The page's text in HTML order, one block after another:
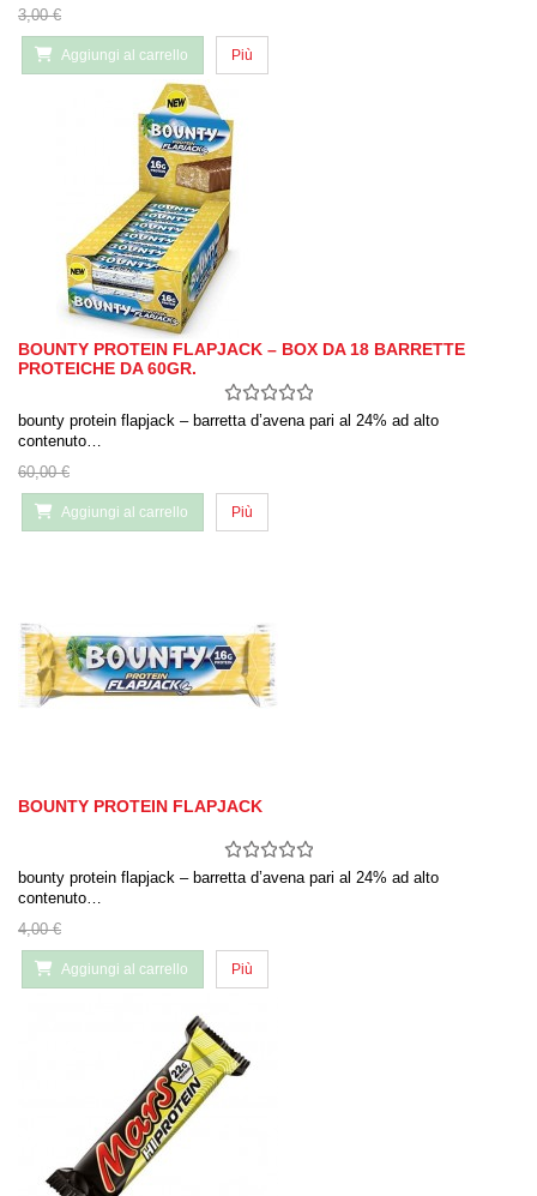
3,00 €
Aggiungi al carrello Più
BOUNTY PROTEIN FLAPJACK – BOX DA 18 BARRETTE
PROTEICHE DA 60GR.
bounty protein flapjack – barretta d’avena pari al 24% ad alto
contenuto…
60,00 €
Aggiungi al carrello Più
BOUNTY PROTEIN FLAPJACK
bounty protein flapjack – barretta d’avena pari al 24% ad alto
contenuto…
4,00 €
Aggiungi al carrello Più